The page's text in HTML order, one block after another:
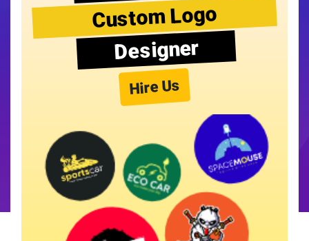
Custom Logo
Designer
Hire Us